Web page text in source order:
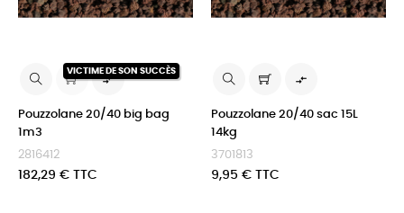
VICTIME DE SON SUCCÈS

Pouzzolane 20/40 big bag
1m3
2816412
Prix
182,29 € TTC

Pouzzolane 20/40 sac 15L
14kg
3701813
Prix
9,95 € TTC